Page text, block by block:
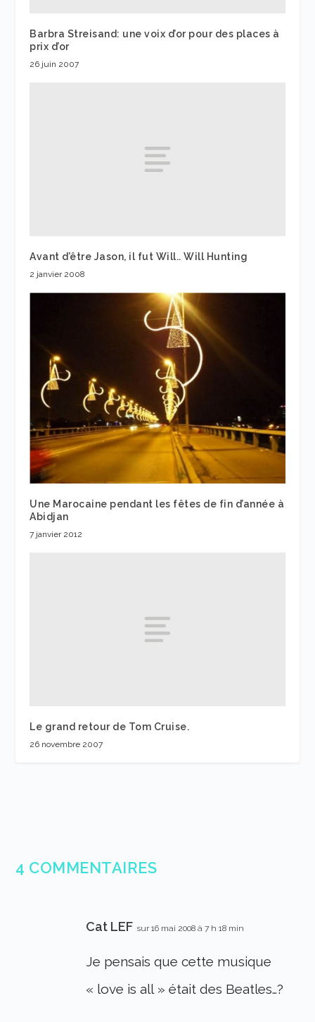
Barbra Streisand: une voix d’or pour des places à
prix d’or
26 juin 2007
Avant d’être Jason, il fut Will.. Will Hunting
2 janvier 2008
Une Marocaine pendant les fêtes de fin d’année à
Abidjan
7 janvier 2012
Le grand retour de Tom Cruise.
26 novembre 2007
4 COMMENTAIRES
Cat LEF sur 16 mai 2008 à 7 h 18 min
Je pensais que cette musique
« love is all » était des Beatles…?